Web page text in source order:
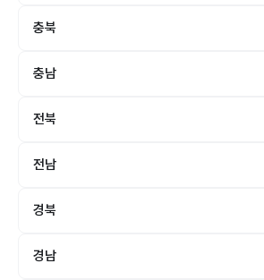
충북
충남
전북
전남
경북
경남